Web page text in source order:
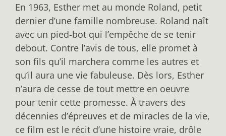
En 1963, Esther met au monde Roland, petit
dernier d’une famille nombreuse. Roland naît
avec un pied-bot qui l’empêche de se tenir
debout. Contre l’avis de tous, elle promet à
son fils qu’il marchera comme les autres et
qu’il aura une vie fabuleuse. Dès lors, Esther
n’aura de cesse de tout mettre en oeuvre
pour tenir cette promesse. À travers des
décennies d’épreuves et de miracles de la vie,
ce film est le récit d’une histoire vraie, drôle